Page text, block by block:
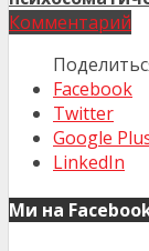
Комментарий
Facebook
Twitter
Google
LinkedIn
Ми на